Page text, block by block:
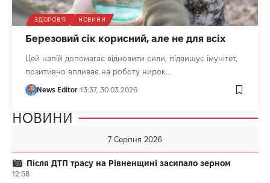
ЗДОРОВ'Я НОВИНИ
Березовий сік корисний, але не для всіх
Цей напій допомагає відновити сили, підвищує імунітет,
позитивно впливає на роботу нирок…
News Editor 13:37, 30.03.2026
НОВИНИ
7 Серпня 2026
Після ДТП трасу на Рівненщині засипало зерном
12:58